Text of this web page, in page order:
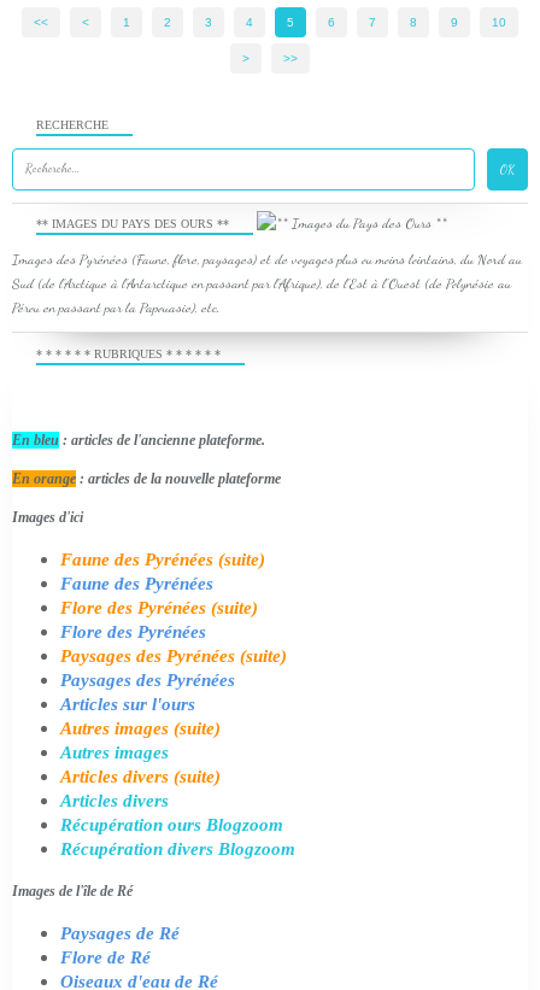
<< < 1 2 3 4 5 6 7 8 9 10
> >>
RECHERCHE
** IMAGES DU PAYS DES OURS **
Images des Pyrénées (Faune, flore, paysages) et de voyages plus ou moins lointains, du Nord au
Sud (de l'Arctique à l'Antarctique en passant par l'Afrique), de l'Est à l'Ouest (de Polynésie au
Pérou en passant par la Papouasie), etc.
* * * * * * RUBRIQUES * * * * * *
En bleu : articles de l'ancienne plateforme.
En orange : articles de la nouvelle plateforme
Images d'ici
Faune des Pyrénées (suite)
Faune des Pyrénées
Flore des Pyrénées (suite)
Flore des Pyrénées
Paysages des Pyrénées (suite)
Paysages des Pyrénées
Articles sur l'ours
Autres images (suite)
Autres images
Articles divers (suite)
Articles divers
Récupération ours Blogzoom
Récupération divers Blogzoom
Images de l'île de Ré
Paysages de Ré
Flore de Ré
Oiseaux d'eau de Ré